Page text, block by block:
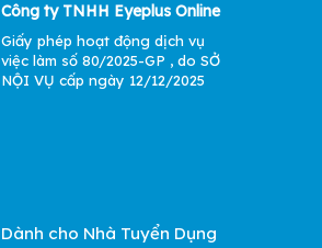
Công ty TNHH Eyeplus Online
Giấy phép hoạt động dịch vụ
việc làm số 80/2025-GP , do SỞ
NỘI VỤ cấp ngày 12/12/2025
Dành cho Nhà Tuyển Dụng